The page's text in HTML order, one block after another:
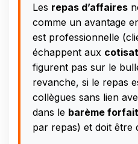
Les repas d’affaires
comme un avantage
est professionnelle
échappent aux
figurent pas sur le
revanche, si le repas
collègues sans lien
dans le barème
par repas) et doit être